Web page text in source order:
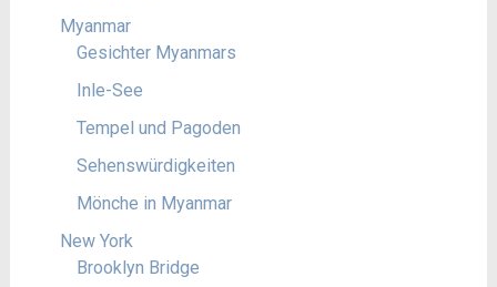
Myanmar
Gesichter Myanmars
Inle-See
Tempel und Pagoden
Sehenswürdigkeiten
Mönche in Myanmar
New York
Brooklyn Bridge